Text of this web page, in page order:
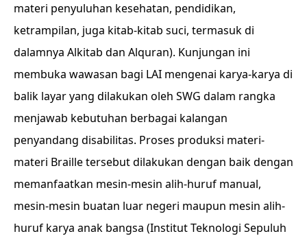
materi penyuluhan kesehatan, pendidikan,
ketrampilan, juga kitab-kitab suci, termasuk di
dalamnya Alkitab dan Alquran). Kunjungan ini
membuka wawasan bagi LAI mengenai karya-karya di
balik layar yang dilakukan oleh SWG dalam rangka
menjawab kebutuhan berbagai kalangan
penyandang disabilitas. Proses produksi materi-
materi Braille tersebut dilakukan dengan baik dengan
memanfaatkan mesin-mesin alih-huruf manual,
mesin-mesin buatan luar negeri maupun mesin alih-
huruf karya anak bangsa (Institut Teknologi Sepuluh